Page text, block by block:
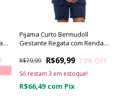
Pijama Curto Bermudoll
Gestante Regata com Renda
R$69,99
R$79,99 13% OFF
R$66,49 com Pix
Só restam 3 em estoque!